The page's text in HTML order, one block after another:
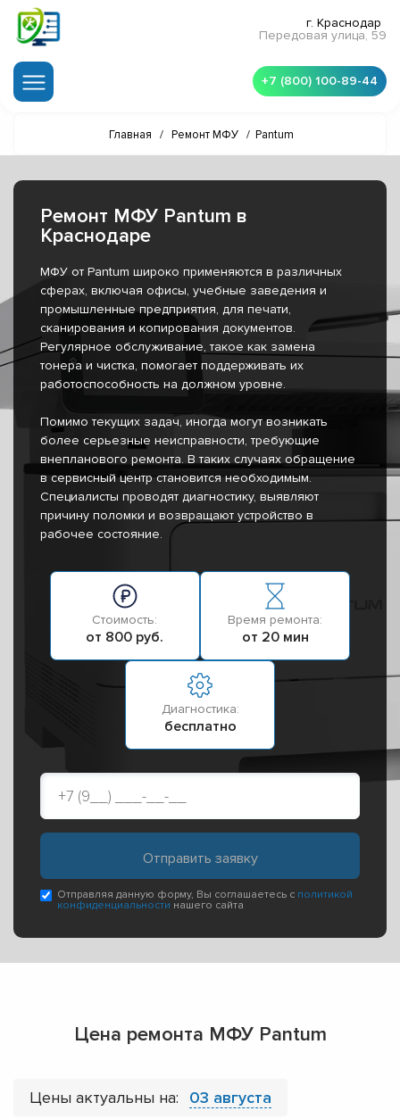
г. Краснодар
Передовая улица, 59
+7 (800) 100-89-44
Главная / Ремонт МФУ / Pantum
Ремонт МФУ Pantum в
Краснодаре
МФУ от Pantum широко применяются в различных
сферах, включая офисы, учебные заведения и
промышленные предприятия, для печати,
сканирования и копирования документов.
Регулярное обслуживание, такое как замена
тонера и чистка, помогает поддерживать их
работоспособность на должном уровне.
Помимо текущих задач, иногда могут возникать
более серьезные неисправности, требующие
внепланового ремонта. В таких случаях обращение
в сервисный центр становится необходимым.
Специалисты проводят диагностику, выявляют
причину поломки и возвращают устройство в
рабочее состояние.
Стоимость:
от 800 руб.
Время ремонта:
от 20 мин
Диагностика:
бесплатно
Отправляя данную форму, Вы соглашаетесь с политикой
конфиденциальности нашего сайта
Цена ремонта МФУ Pantum
Цены актуальны на: 03 августа